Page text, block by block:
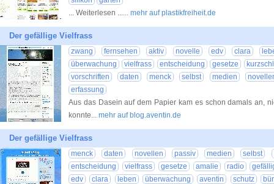
... Weiterlesen ...... mehr auf plastikfreiheit.de
Der gefällige Vielfrass
zwang fernsehen aktiv novelle edv clara
überwachung
vielfrass entscheidung gesetze
vorschriften
daten menck selbst medien
erfassung
Aus das Dasein auf dem Papier kam es schon damals an,
konnte... mehr auf blog.aventin.de
Der gefällige Vielfrass
menck daten novellen passiv medien selbst
entscheidung
vielfrass gesetze amalie radio
edv
clara leben überwachung aventin schutz